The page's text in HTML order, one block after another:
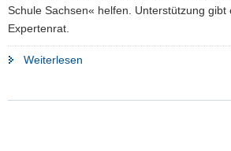
Schule Sachsen« helfen. Unterstützung gibt
Expertenrat.
Weiterlesen